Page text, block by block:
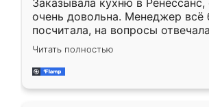
Заказывала кухню в Ренессанс,
очень довольна. Менеджер всё
посчитала, на вопросы
Замерщик приехал в субботу,
делу со всей
за день, ребята работали
Читать полностью